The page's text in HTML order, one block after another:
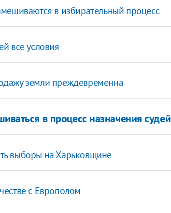
в избирательный процесс
все условия
земли преждевременна
в процесс назначения судей
выборы на Харьковщине
с Европолом